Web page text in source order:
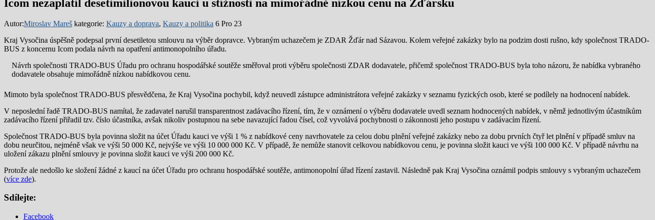
Icom nezaplatil desetimilionovou kauci u stížnosti na mimořádně nízkou cenu na Žďársku
Autor:Miroslav Mareš kategorie: Kauzy a doprava, Kauzy a politika 6 Pro 23
Kraj Vysočina úspěšně podepsal první desetiletou smlouvu na výběr dopravce. Vybraným uchazečem je ZDAR Žďár nad Sázavou. Kolem veřejné zakázky bylo na podzim dosti rušno, kdy společnost TRADO-
BUS z koncernu Icom podala návrh na opatření antimonopolního úřadu.
Návrh společnosti TRADO-BUS Úřadu pro ochranu hospodářské soutěže směřoval proti výběru společnosti ZDAR dodavatele, přičemž společnost TRADO-BUS byla toho názoru, že nabídka vybraného
dodavatele obsahuje mimořádně nízkou nabídkovou cenu.
Mimoto byla společnost TRADO-BUS přesvědčena, že Kraj Vysočina pochybil, když neuvedl zástupce administrátora veřejné zakázky v seznamu fyzických osob, které se podílely na hodnocení nabídek.
V neposlední řadě TRADO-BUS namítal, že zadavatel narušil transparentnost zadávacího řízení, tím, že v oznámení o výběru dodavatele uvedl seznam hodnocených nabídek, v němž jednotlivým účastníkům
zadávacího řízení přiřadil tzv. číslo účastníka, avšak nikoliv postupnou na sebe navazující řadou čísel, což vyvolává pochybnosti o zákonnosti jeho postupu v zadávacím řízení.
Společnost TRADO-BUS byla povinna složit na účet Úřadu kauci ve výši 1 % z nabídkové ceny navrhovatele za celou dobu plnění veřejné zakázky nebo za dobu prvních čtyř let plnění v případě smluv na
dobu neurčitou, nejméně však ve výši 50 000 Kč, nejvýše ve výši 10 000 000 Kč. V případě, že nemůže stanovit celkovou nabídkovou cenu, je povinna složit kauci ve výši 100 000 Kč. V případě návrhu na
uložení zákazu plnění smlouvy je povinna složit kauci ve výši 200 000 Kč.
Protože ale nedošlo ke složení žádné z kaucí na účet Úřadu pro ochranu hospodářské soutěže, antimonopolní úřad řízení zastavil. Následně pak Kraj Vysočina oznámil podpis smlouvy s vybraným uchazečem
(více zde).
Sdílejte:
Facebook